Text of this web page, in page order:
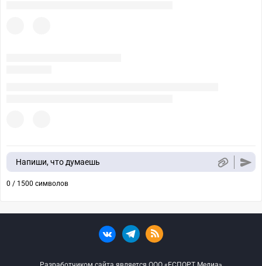
Напиши, что думаешь
0 / 1500 символов